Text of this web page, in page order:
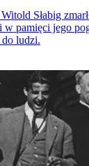
Słabig
w pamięci jego
ludzi.